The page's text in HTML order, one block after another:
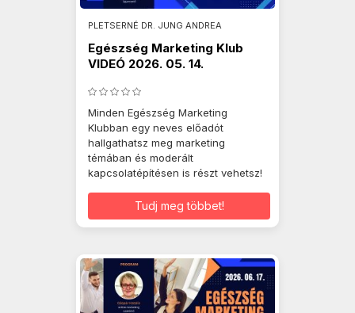
PLETSERNÉ DR. JUNG ANDREA
Egészség Marketing Klub
VIDEÓ 2026. 05. 14.
Minden Egészség Marketing
Klubban egy neves előadót
hallgathatsz meg marketing
témában és moderált
kapcsolatépítésen is részt vehetsz!
Tudj meg többet!